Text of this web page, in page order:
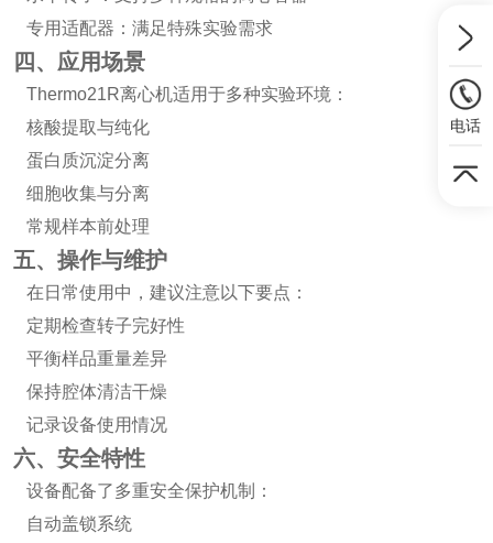
专用适配器：满足特殊实验需求
四、应用场景
Thermo21R离心机适用于多种实验环境：
核酸提取与纯化
蛋白质沉淀分离
细胞收集与分离
常规样本前处理
五、操作与维护
在日常使用中，建议注意以下要点：
定期检查转子完好性
平衡样品重量差异
保持腔体清洁干燥
记录设备使用情况
六、安全特性
设备配备了多重安全保护机制：
自动盖锁系统
电话